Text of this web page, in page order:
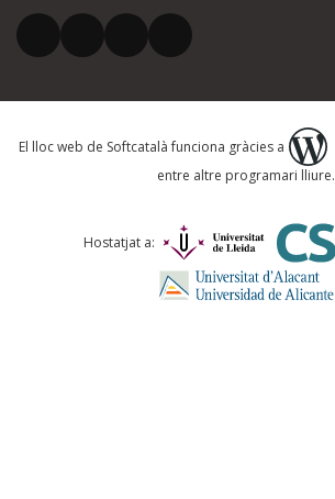
El vostre correu electrònic *
Què proposeu?
Comentari *
El lloc web de Softcatalà funciona gràcies a
entre altre programari lliure.
Hostatjat a: